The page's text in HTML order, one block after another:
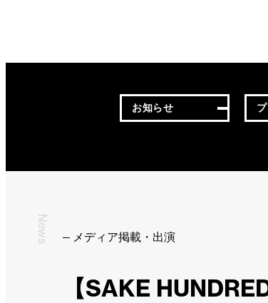
お知らせ
News メディア掲載・出演
【SAKE